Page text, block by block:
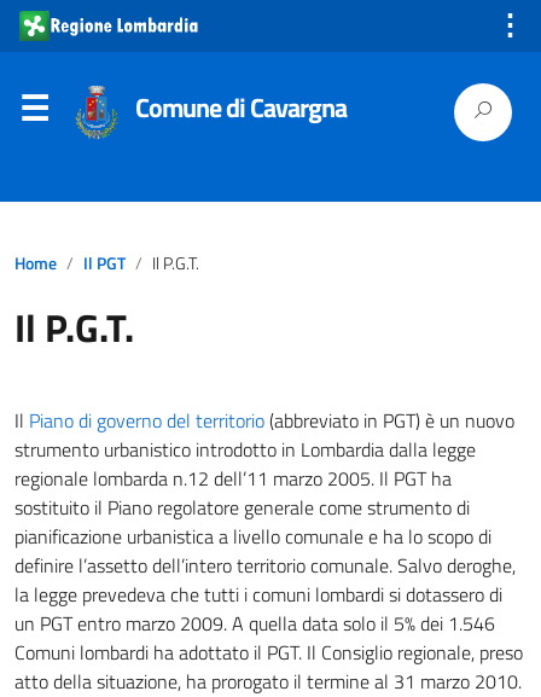
⋮
Comune di Cavargna
Home Il PGT Il P.G.T.
Il P.G.T.
Il Piano di governo del territorio(abbreviato in PGT) è un nuovo
strumento urbanistico introdotto in Lombardia dalla legge
regionale lombarda n.12 dell’11 marzo 2005. Il PGT ha
sostituito il Piano regolatore generale come strumento di
pianificazione urbanistica a livello comunale e ha lo scopo di
definire l’assetto dell’intero territorio comunale. Salvo deroghe,
la legge prevedeva che tutti i comuni lombardi si dotassero di
un PGT entro marzo 2009. A quella data solo il 5% dei 1.546
Comuni lombardi ha adottato il PGT. Il Consiglio regionale, preso
atto della situazione, ha prorogato il termine al 31 marzo 2010.